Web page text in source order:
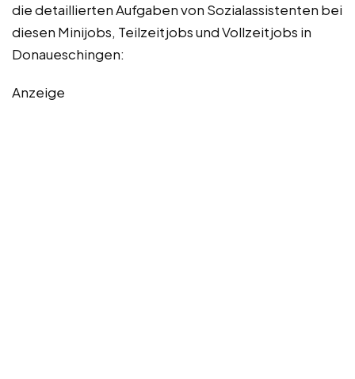
die detaillierten Aufgaben von Sozialassistenten bei
diesen Minijobs, Teilzeitjobs und Vollzeitjobs in
Donaueschingen:
Anzeige